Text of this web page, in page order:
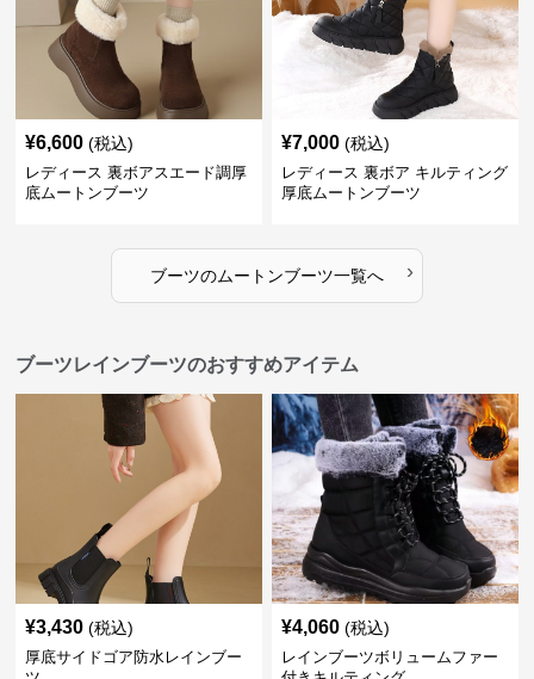
¥6,600 (税込)
レディース 裏ボアスエード調厚
底ムートンブーツ
¥7,000 (税込)
レディース 裏ボア キルティング
厚底ムートンブーツ
ブーツのムートンブーツ一覧へ ›
ブーツレインブーツのおすすめアイテム
¥3,430 (税込)
厚底サイドゴア防水レインブー
¥4,060 (税込)
レインブーツボリュームファー